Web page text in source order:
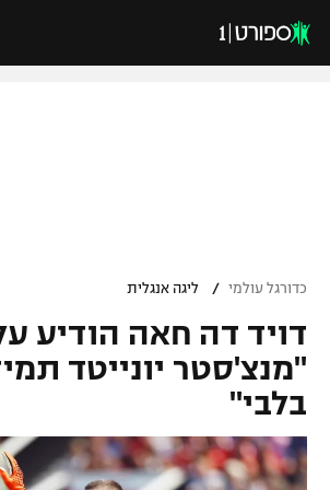
גביע הטוטו
ליגיונרים
גביע המדינה
ליגת האלופות
ליגה אירופית
ליגה אנגלית
כדורסל ישראלי
ליגת ווינר סל
ליגה לאומית
כדורסל עולמי
NBA
כדורגל עולמי / ליגה אנגלית
דויד דה חאה הודיע
"מנצ'סטר יונייטד
בלבי"